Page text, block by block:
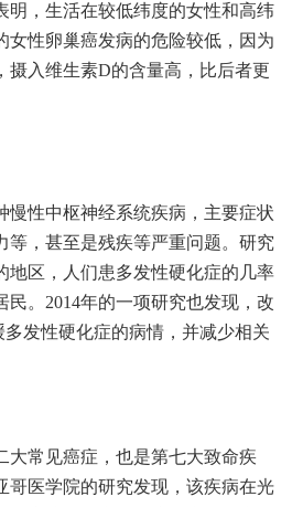
明，生活在较低纬度的女性和高纬
女性卵巢癌发病的危险较低，因为
摄入维生素D的含量高，比后者更
慢性中枢神经系统疾病，主要症状
等，甚至是残疾等严重问题。研究
地区，人们患多发性硬化症的几率
民。2014年的一项研究也发现，改
发性硬化症的病情，并减少相关
大常见癌症，也是第七大致命疾
哥医学院的研究发现，该疾病在光